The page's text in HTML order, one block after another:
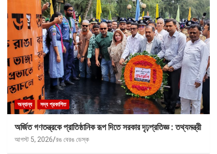
অন্যান্য সদ্য প্রকাশিত
অর্জিত গণতন্ত্রকে প্রাতিষ্ঠানিক রূপ দিতে সরকার দৃঢ়প্রতিজ্ঞ : তথ্যমন্ত্রী
আগস্ট 5, 2026 রঙ বেরঙ ডেস্ক